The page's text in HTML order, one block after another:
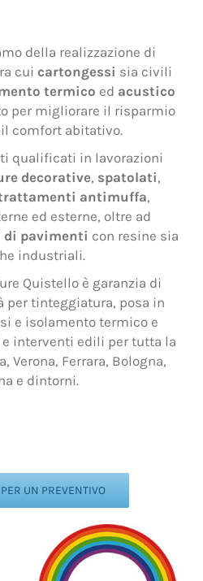
della realizzazione di
cui cartongessi sia civili
termico ed acustico
per migliorare il risparmio
comfort abitativo.
qualificati in lavorazioni
decorative, spatolati,
antimuffa,
ed esterne, oltre ad
pavimenti con resine sia
industriali.
Quistello è garanzia di
per tinteggiatura, posa in
e isolamento termico e
interventi edili per tutta la
Verona, Ferrara, Bologna,
e dintorni.
UN PREVENTIVO